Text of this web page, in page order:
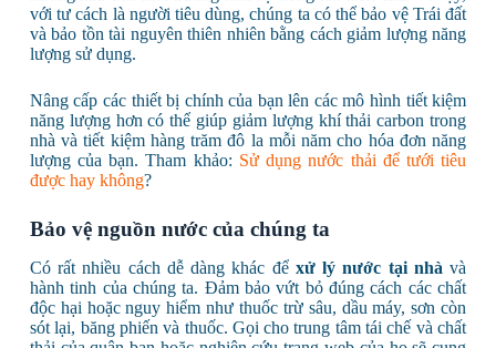
với tư cách là người tiêu dùng, chúng ta có thể bảo vệ Trái đất
và bảo tồn tài nguyên thiên nhiên bằng cách giảm lượng năng
lượng sử dụng.
Nâng cấp các thiết bị chính của bạn lên các mô hình tiết kiệm
năng lượng hơn có thể giúp giảm lượng khí thải carbon trong
nhà và tiết kiệm hàng trăm đô la mỗi năm cho hóa đơn năng
lượng của bạn. Tham khảo: Sử dụng nước thải để tưới tiêu
được hay không?
Bảo vệ nguồn nước của chúng ta
Có rất nhiều cách dễ dàng khác để xử lý nước tại nhà và
hành tinh của chúng ta. Đảm bảo vứt bỏ đúng cách các chất
độc hại hoặc nguy hiểm như thuốc trừ sâu, dầu máy, sơn còn
sót lại, băng phiến và thuốc. Gọi cho trung tâm tái chế và chất